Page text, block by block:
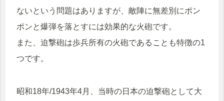
ないという問題はありますが、敵陣に無差別にポン
ポンと爆弾を落とすには効果的な火砲です。
また、迫撃砲は歩兵所有の火砲であることも特徴の1
つです。
昭和18年/1943年4月、当時の日本の迫撃砲として大